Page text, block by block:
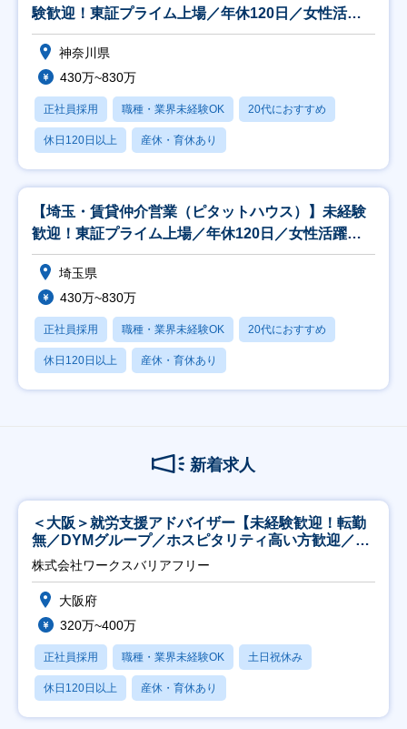
験歓迎！東証プライム上場／年休120日／女性活躍
推進◎
神奈川県
430万~830万
正社員採用 職種・業界未経験OK 20代におすすめ
休日120日以上 産休・育休あり
【埼玉・賃貸仲介営業（ピタットハウス）】未経験
歓迎！東証プライム上場／年休120日／女性活躍推
進◎
埼玉県
430万~830万
正社員採用 職種・業界未経験OK 20代におすすめ
休日120日以上 産休・育休あり
新着求人
＜大阪＞就労支援アドバイザー【未経験歓迎！転勤
無／DYMグループ／ホスピタリティ高い方歓迎／土
日祝】
株式会社ワークスバリアフリー
大阪府
320万~400万
正社員採用 職種・業界未経験OK 土日祝休み
休日120日以上 産休・育休あり